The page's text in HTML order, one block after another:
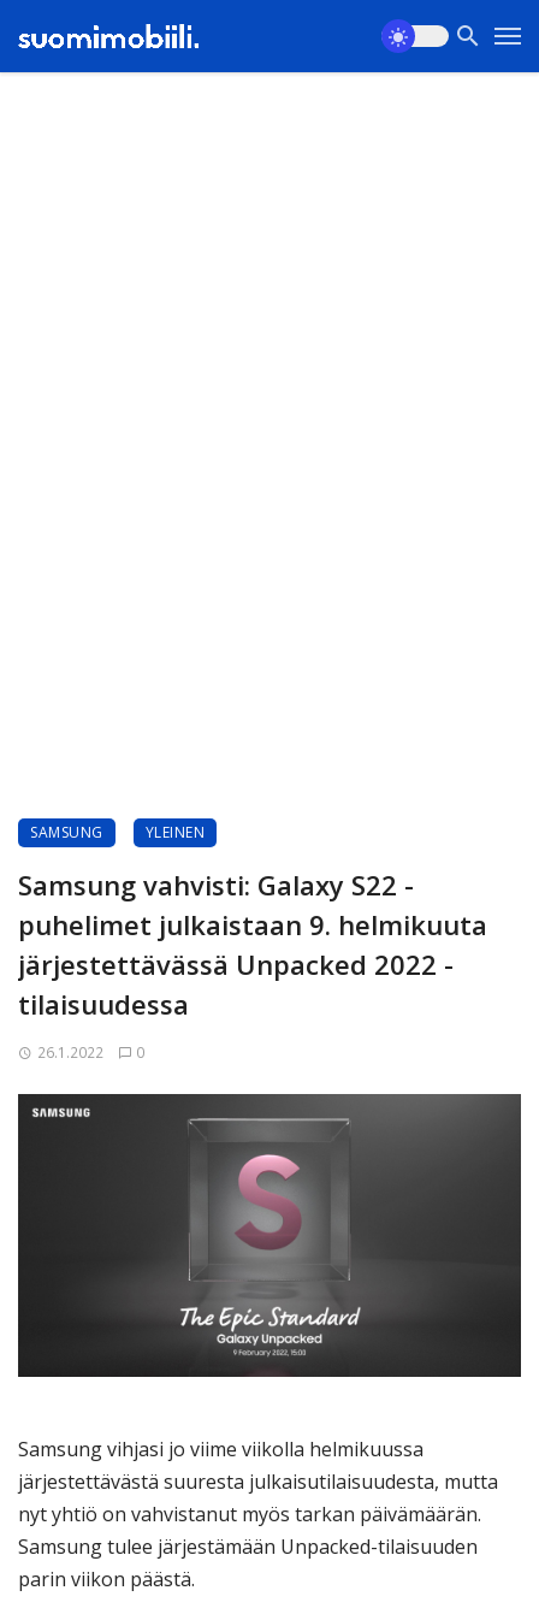
SAMSUNG YLEINEN
Samsung vahvisti: Galaxy S22 -
puhelimet julkaistaan 9. helmikuuta
järjestettävässä Unpacked 2022 -
tilaisuudessa
26.1.2022 0
Samsung vihjasi jo viime viikolla helmikuussa
järjestettävästä suuresta julkaisutilaisuudesta, mutta
nyt yhtiö on vahvistanut myös tarkan päivämäärän.
Samsung tulee järjestämään Unpacked-tilaisuuden
parin viikon päästä.